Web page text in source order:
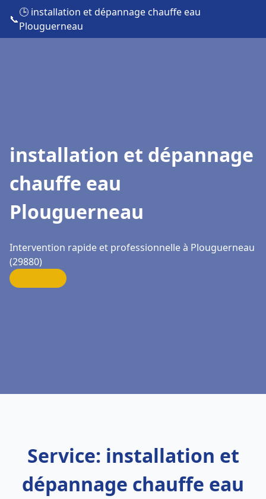
📞
🕒 installation et dépannage chauffe eau
Plouguerneau
installation et dépannage
chauffe eau
Plouguerneau
Intervention rapide et professionnelle à Plouguerneau
(29880)
Service: installation et
dépannage chauffe eau